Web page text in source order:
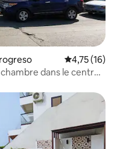
Évaluation
4,75 (16)
dans le centre